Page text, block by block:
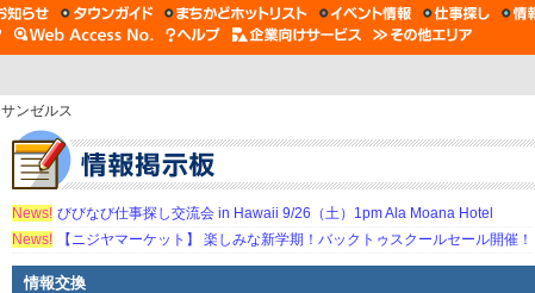
サンゼルス
News! びびなび仕事探し交流会 in Hawaii 9/26（土）1pm Ala Moana Hotel
News!
【ニジヤマーケット】 楽しみな新学期！バックトゥスクールセール開催！
情報交換